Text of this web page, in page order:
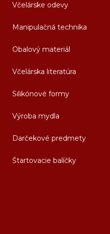
Včelárske odevy
Manipulačná technika
Obalový materiál
Včelárska literatúra
Silikónové formy
Výroba mydla
Darčekové predmety
Štartovacie balíčky